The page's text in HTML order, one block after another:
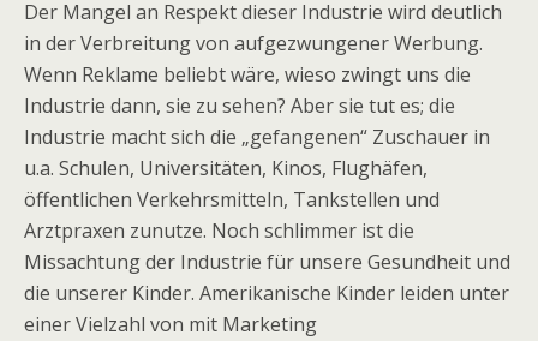
Der Mangel an Respekt dieser Industrie wird deutlich
in der Verbreitung von aufgezwungener Werbung.
Wenn Reklame beliebt wäre, wieso zwingt uns die
Industrie dann, sie zu sehen? Aber sie tut es; die
Industrie macht sich die „gefangenen“ Zuschauer in
u.a. Schulen, Universitäten, Kinos, Flughäfen,
öffentlichen Verkehrsmitteln, Tankstellen und
Arztpraxen zunutze. Noch schlimmer ist die
Missachtung der Industrie für unsere Gesundheit und
die unserer Kinder. Amerikanische Kinder leiden unter
einer Vielzahl von mit Marketing